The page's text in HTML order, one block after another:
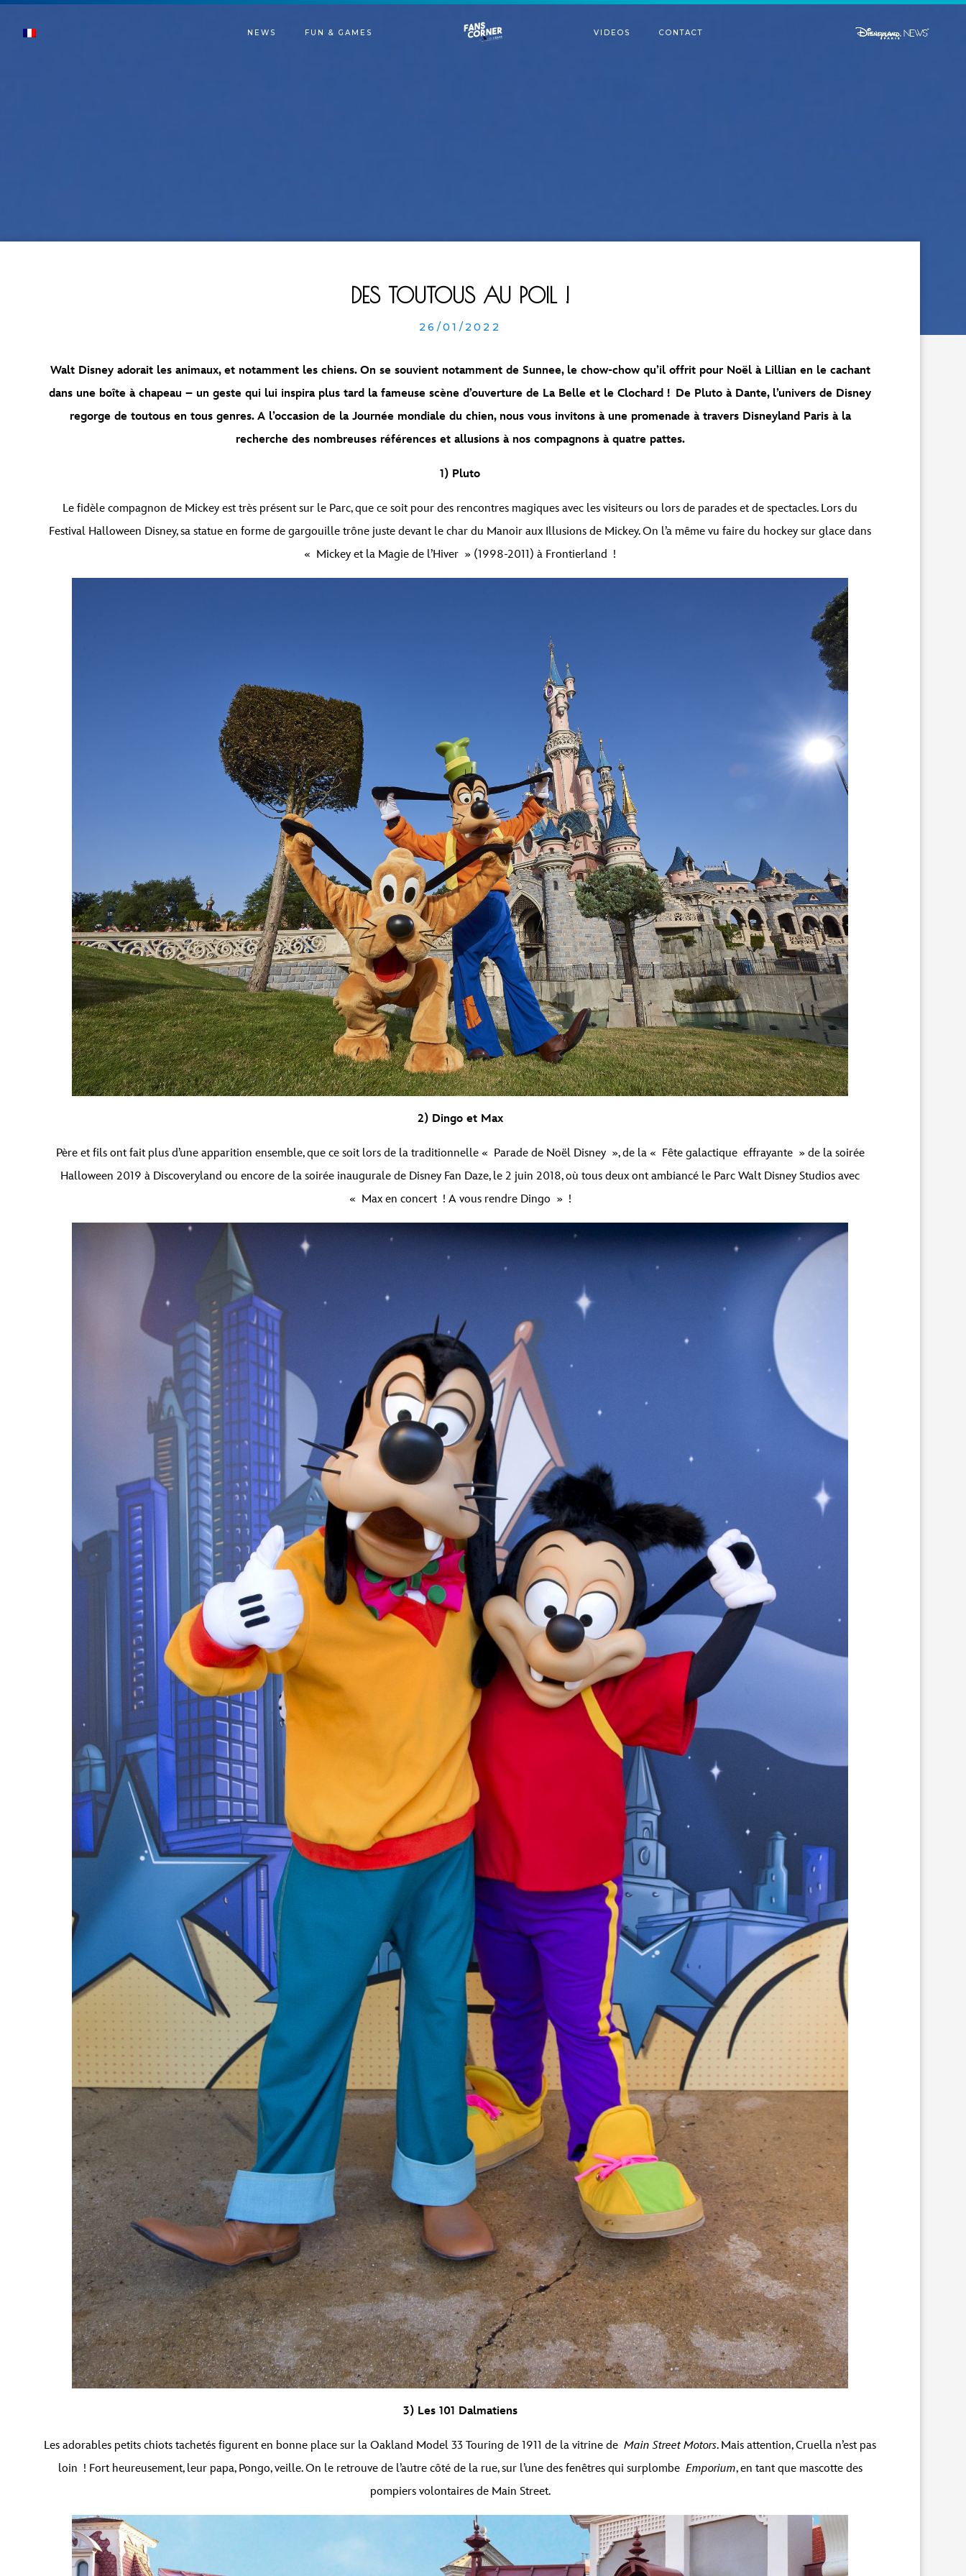
NEWS FUN & GAMES VIDEOS CONTACT
DES TOUTOUS AU POIL !
26/01/2022
Walt Disney adorait les animaux, et notamment les chiens. On se souvient notamment de Sunnee, le chow-chow qu’il offrit pour Noël à Lillian en le cachant
dans une boîte à chapeau – un geste qui lui inspira plus tard la fameuse scène d’ouverture de La Belle et le Clochard ! De Pluto à Dante, l’univers de Disney
regorge de toutous en tous genres. A l’occasion de la Journée mondiale du chien, nous vous invitons à une promenade à travers Disneyland Paris à la
recherche des nombreuses références et allusions à nos compagnons à quatre pattes.
1) Pluto
Le fidèle compagnon de Mickey est très présent sur le Parc, que ce soit pour des rencontres magiques avec les visiteurs ou lors de parades et de spectacles. Lors du
Festival Halloween Disney, sa statue en forme de gargouille trône juste devant le char du Manoir aux Illusions de Mickey. On l’a même vu faire du hockey sur glace dans
« Mickey et la Magie de l’Hiver » (1998-2011) à Frontierland !
2) Dingo et Max
Père et fils ont fait plus d’une apparition ensemble, que ce soit lors de la traditionnelle « Parade de Noël Disney », de la « Fête galactique effrayante » de la soirée
Halloween 2019 à Discoveryland ou encore de la soirée inaugurale de Disney Fan Daze, le 2 juin 2018, où tous deux ont ambiancé le Parc Walt Disney Studios avec
« Max en concert ! A vous rendre Dingo » !
3) Les 101 Dalmatiens
Les adorables petits chiots tachetés figurent en bonne place sur la Oakland Model 33 Touring de 1911 de la vitrine de Main Street Motors. Mais attention, Cruella n’est pas
loin ! Fort heureusement, leur papa, Pongo, veille. On le retrouve de l’autre côté de la rue, sur l’une des fenêtres qui surplombe Emporium, en tant que mascotte des
pompiers volontaires de Main Street.